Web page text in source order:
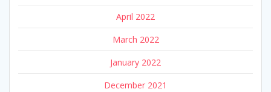
April 2022
March 2022
January 2022
December 2021